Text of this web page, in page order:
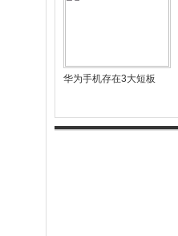
华为手机存在3大短板